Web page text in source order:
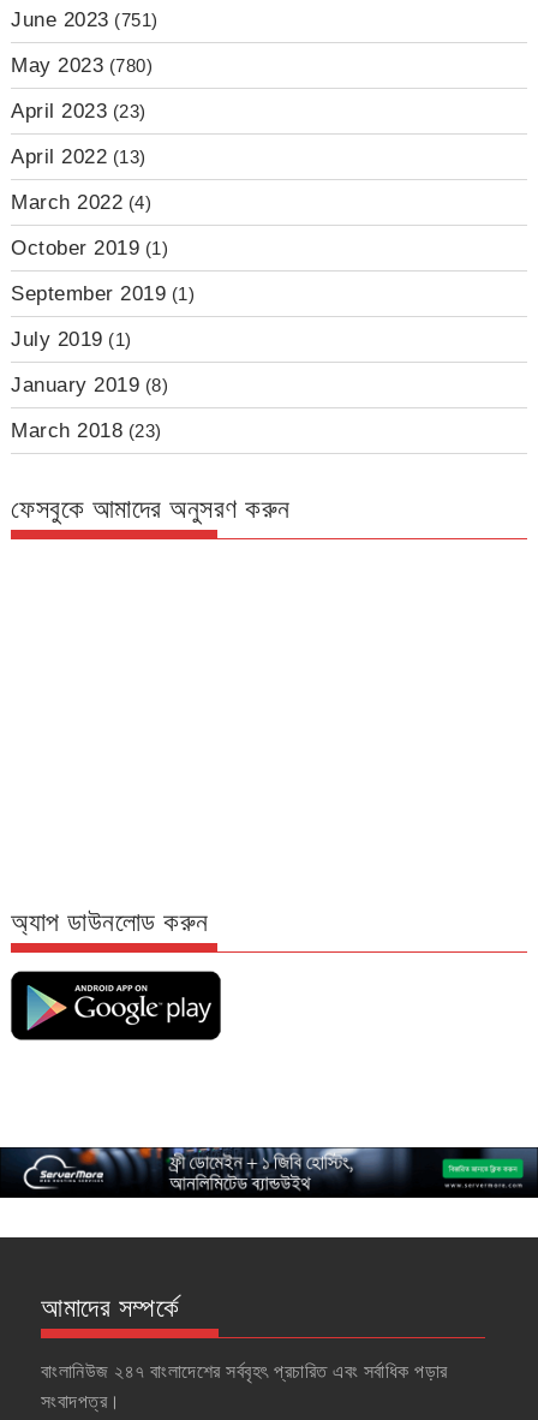
June 2023 (751)
May 2023 (780)
April 2023 (23)
April 2022 (13)
March 2022 (4)
October 2019 (1)
September 2019 (1)
July 2019 (1)
January 2019 (8)
March 2018 (23)
ফেসবুকে আমাদের অনুসরণ করুন
অ্যাপ ডাউনলোড করুন
আমাদের সম্পর্কে
বাংলানিউজ ২৪৭ বাংলাদেশের সর্ববৃহৎ প্রচারিত এবং সর্বাধিক পড়ার
সংবাদপত্র।